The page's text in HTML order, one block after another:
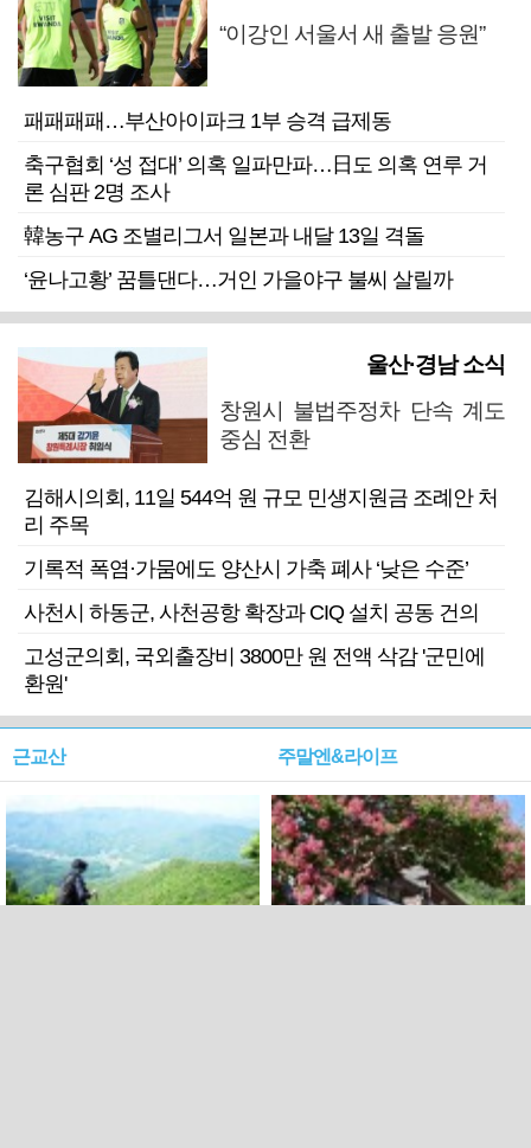
“이강인 서울서 새 출발 응원”
패패패패…부산아이파크 1부 승격 급제동
축구협회 ‘성 접대’ 의혹 일파만파…日도 의혹 연루 거
론 심판 2명 조사
韓농구 AG 조별리그서 일본과 내달 13일 격돌
‘윤나고황’ 꿈틀댄다…거인 가을야구 불씨 살릴까
울산·경남 소식
창원시 불법주정차 단속 계도
중심 전환
김해시의회, 11일 544억 원 규모 민생지원금 조례안 처
리 주목
기록적 폭염·가뭄에도 양산시 가축 폐사 ‘낮은 수준’
사천시 하동군, 사천공항 확장과 CIQ 설치 공동 건의
고성군의회, 국외출장비 3800만 원 전액 삭감 '군민에
환원'
근교산 주말엔&라이프